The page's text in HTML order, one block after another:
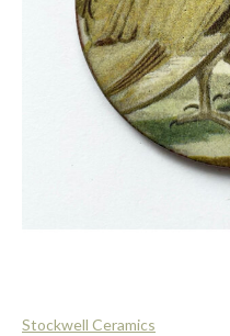
Stockwell Ceramics